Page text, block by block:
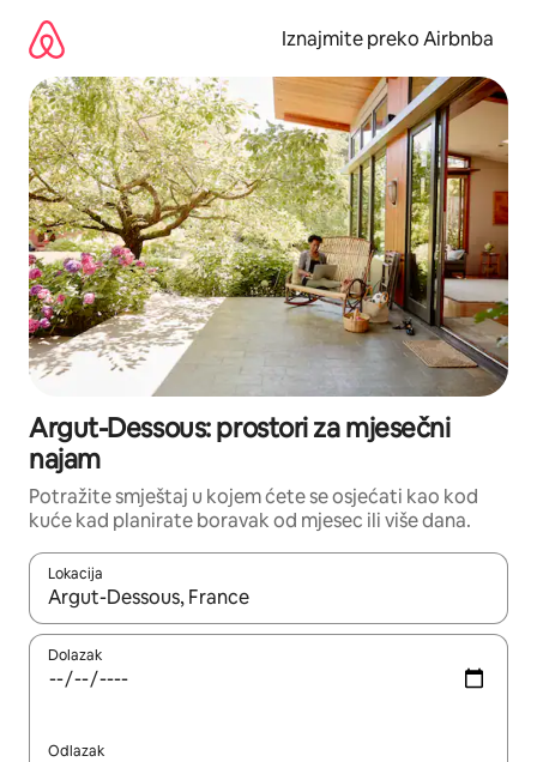
sadržaj
Iznajmite preko Airbnba
Argut-Dessous: prostori za mjesečni
najam
Potražite smještaj u kojem ćete se osjećati kao kod
kuće kad planirate boravak od mjesec ili više dana.
Lokacija
Kada budu dostupni rezultati, moći ćete ih pregledati
Dolazak
Odlazak